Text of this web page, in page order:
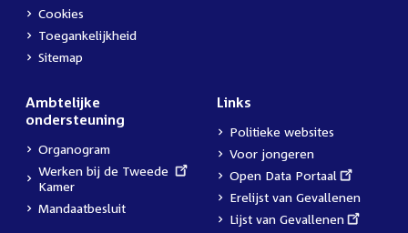
Cookies
Toegankelijkheid
Sitemap
Ambtelijke
ondersteuning
Organogram
External
link:
Werken bij de Tweede
Kamer
Mandaatbesluit
Links
Politieke websites
Voor jongeren
External
link:
Open Data Portaal
Erelijst van Gevallenen
External
Lijst van Gevallenen